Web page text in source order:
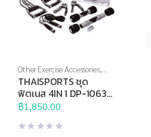
Other Exercise Accessories,
Thai Sports,Thai Sports
Brand,อุปกรณ์บริหารกาย
THAISPORTS ชุด
ฟิตเนส 4IN 1 DP-1063
(เทาดำ)
฿1,850.00